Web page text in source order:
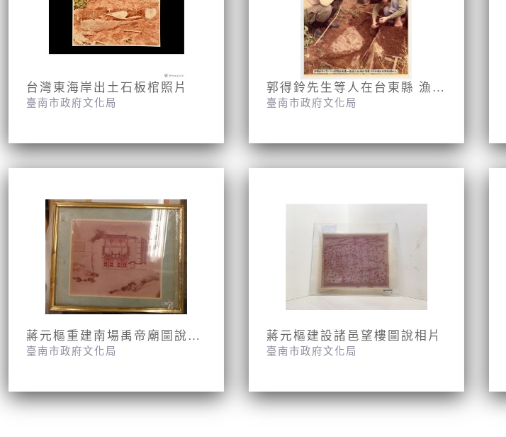
台灣東海岸出土石板棺照片
臺南市政府文化局
郭得鈴先生等人在台東縣 漁場遺址發掘石板棺的情景
臺南市政府文化局
蔣元樞重建南場禹帝廟圖說相片
臺南市政府文化局
蔣元樞建設諸邑望樓圖說相片
臺南市政府文化局